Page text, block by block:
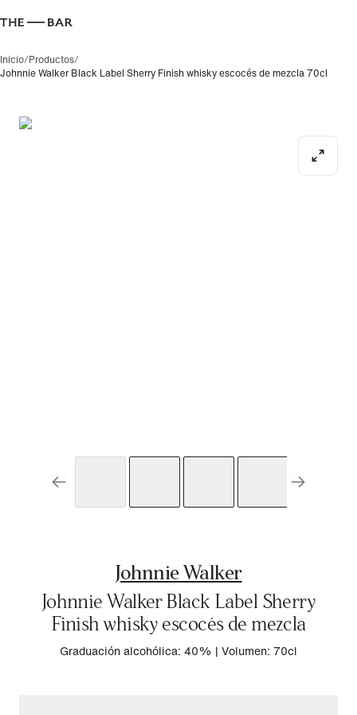
Inicio/Productos/
Johnnie Walker Black Label Sherry Finish whisky escocés de mezcla 70cl
Johnnie Walker
Johnnie Walker Black Label Sherry
Finish whisky escocés de mezcla
Graduación alcohólica: 40% | Volumen: 70cl